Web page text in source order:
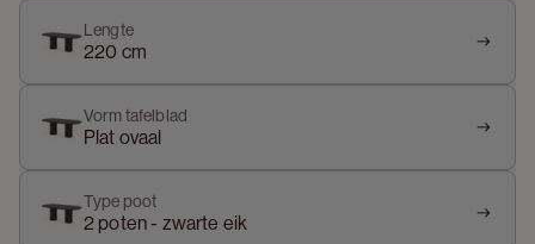
Lengte
220 cm
Vorm tafelblad
Plat ovaal
Type poot
2 poten - zwarte eik